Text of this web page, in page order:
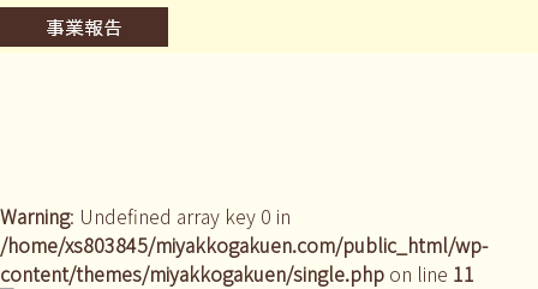
Warning: Undefined array key 0 in
/home/xs803845/miyakkogakuen.com/public_html/wp-
content/themes/miyakkogakuen/single.php on line 11